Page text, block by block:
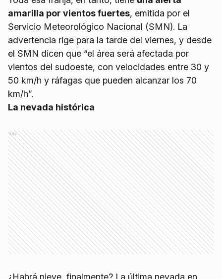
amarilla por vientos fuertes, emitida por el
Servicio Meteorológico Nacional (SMN). La
advertencia rige para la tarde del viernes, y desde
el SMN dicen que “el área será afectada por
vientos del sudoeste, con velocidades entre 30 y
50 km/h y ráfagas que pueden alcanzar los 70
km/h”.
La nevada histórica
Ads
¿Habrá nieve, finalmente? La última nevada en